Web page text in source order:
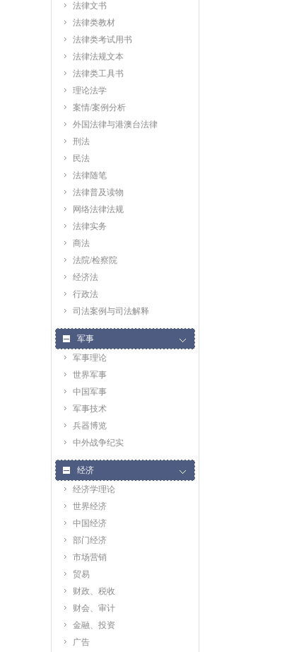
法律文书
法律类教材
法律类考试用书
法律法规文本
法律类工具书
理论法学
案情/案例分析
外国法律与港澳台法律
刑法
民法
法律随笔
法律普及读物
网络法律法规
法律实务
商法
法院/检察院
经济法
行政法
司法案例与司法解释
军事
军事理论
世界军事
中国军事
军事技术
兵器博览
中外战争纪实
经济
经济学理论
世界经济
中国经济
部门经济
市场营销
贸易
财政、税收
财会、审计
金融、投资
广告